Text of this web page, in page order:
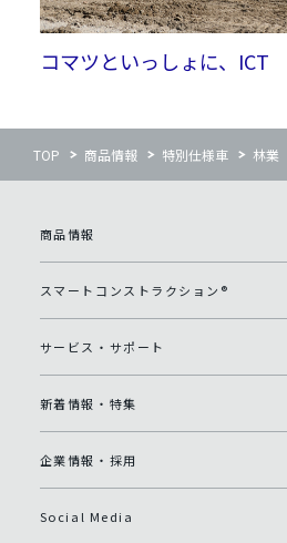
コマツといっしょに、ICT
TOP 商品情報 特別仕様車 林業
商品情報
スマートコンストラクション®
サービス・サポート
新着情報・特集
企業情報・採用
Social Media